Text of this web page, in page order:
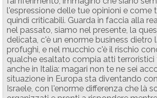
l'espressione delle tue opinioni e come
quindi criticabili. Guarda in faccia alla
nel passato, siamo nel presente, la
delicata, c'è un enorme business dietro
profughi, e nel mucchio c'è il rischio
qualche esaltato compia atti
anche in Italia: magari non te ne sei
situazione in Europa sta diventando
Israele, con l'enorme differenza che là